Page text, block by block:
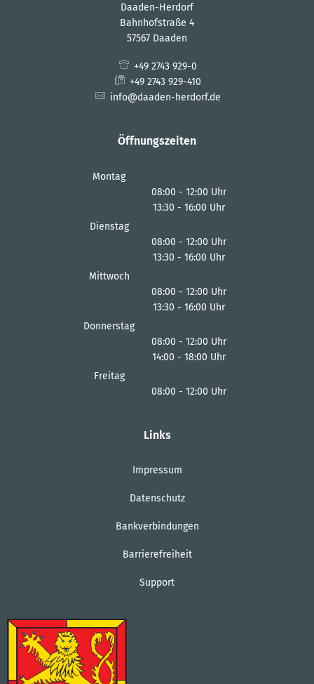
Daaden-Herdorf
Bahnhofstraße 4
57567 Daaden
+49 2743 929-0
+49 2743 929-410
info@daaden-herdorf.de
Öffnungszeiten
Montag
08:00 - 12:00 Uhr
Von 08:00 bis 12:00 Uhr
13:30 - 16:00 Uhr
Dienstag
08:00 - 12:00 Uhr
Von 08:00 bis 12:00 Uhr
13:30 - 16:00 Uhr
Mittwoch
08:00 - 12:00 Uhr
Von 08:00 bis 12:00 Uhr
13:30 - 16:00 Uhr
Donnerstag
08:00 - 12:00 Uhr
Von 08:00 bis 12:00 Uhr
14:00 - 18:00 Uhr
Freitag
08:00 - 12:00 Uhr
Links
Impressum
Datenschutz
Bankverbindungen
Barrierefreiheit
Support